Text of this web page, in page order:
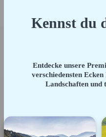
Kennst du
Entdecke unsere
verschiedensten
Landschaften und